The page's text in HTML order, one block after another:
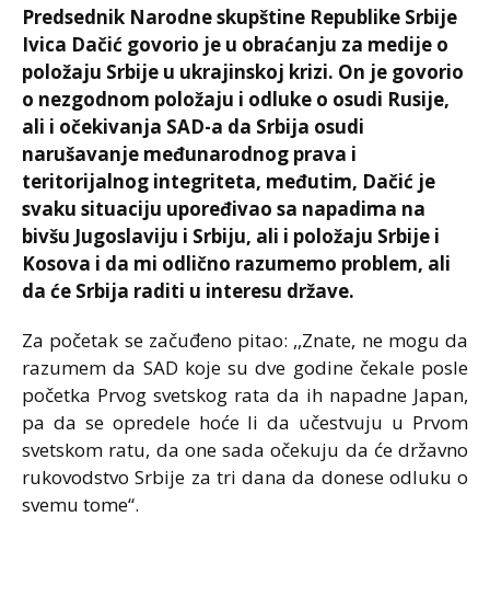
Predsednik Narodne skupštine Republike Srbije
Ivica Dačić govorio je u obraćanju za medije o
položaju Srbije u ukrajinskoj krizi. On je govorio
o nezgodnom položaju i odluke o osudi Rusije,
ali i očekivanja SAD-a da Srbija osudi
narušavanje međunarodnog prava i
teritorijalnog integriteta, međutim, Dačić je
svaku situaciju upoređivao sa napadima na
bivšu Jugoslaviju i Srbiju, ali i položaju Srbije i
Kosova i da mi odlično razumemo problem, ali
da će Srbija raditi u interesu države.
Za početak se začuđeno pitao: ,,Znate, ne mogu da
razumem da SAD koje su dve godine čekale posle
početka Prvog svetskog rata da ih napadne Japan,
pa da se opredele hoće li da učestvuju u Prvom
svetskom ratu, da one sada očekuju da će državno
rukovodstvo Srbije za tri dana da donese odluku o
svemu tome“.